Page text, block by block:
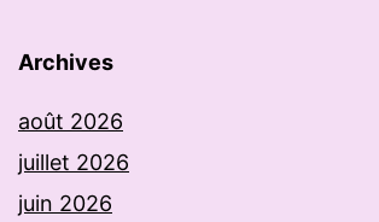
Archives
août 2026
juillet 2026
juin 2026